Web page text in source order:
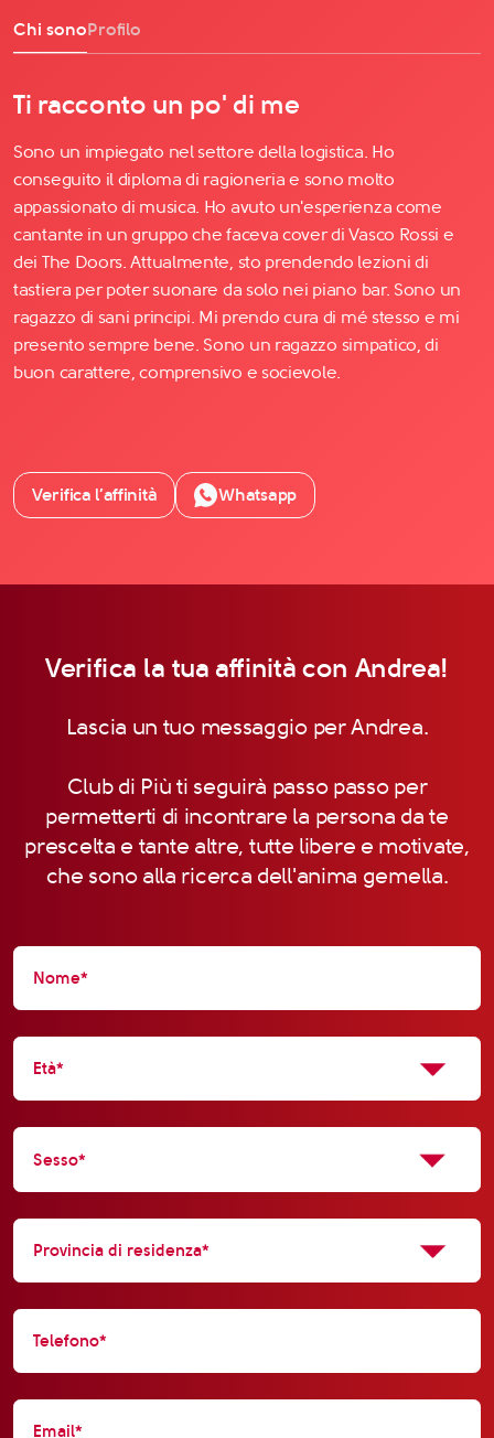
Chi sonoProfilo
Ti racconto un po' di me
Sono un impiegato nel settore della logistica. Ho
conseguito il diploma di ragioneria e sono molto
appassionato di musica. Ho avuto un'esperienza come
cantante in un gruppo che faceva cover di Vasco Rossi e
dei The Doors. Attualmente, sto prendendo lezioni di
tastiera per poter suonare da solo nei piano bar. Sono un
ragazzo di sani principi. Mi prendo cura di mé stesso e mi
presento sempre bene. Sono un ragazzo simpatico, di
buon carattere, comprensivo e socievole.
Verifica l’affinità Whatsapp
Verifica la tua affinità con Andrea!
Lascia un tuo messaggio per Andrea.
Club di Più ti seguirà passo passo per
permetterti di incontrare la persona da te
prescelta e tante altre, tutte libere e motivate,
che sono alla ricerca dell'anima gemella.